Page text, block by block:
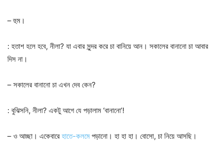
– হুম।
: হতাশ হলে হবে, নীলা? যা এবার সুন্দর করে চা বানিয়ে আন। সকালের বানানো চা আবার
দিস না।
– সকালের বানানো চা এখন দেব কেন?
: বুঝিসনি, নীলা? একটু আগে যে পড়ালাম ‘বানানো’!
– ও আচ্ছা। একেবারে হাতে-কলমে পড়ানো। হা হা হা। বোসো, চা নিয়ে আসছি।